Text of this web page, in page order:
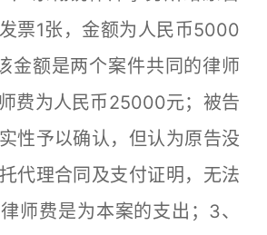
票1张，金额为人民币5000
金额是两个案件共同的律师
费为人民币25000元；被告
性予以确认，但认为原告没
代理合同及支付证明，无法
师费是为本案的支出；3、